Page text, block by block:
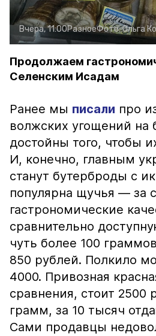
Вчера, 11:00РазноеФото:Ольга
Продолжаем
Селенским Исадам
Ранее мы писали про
волжских угощений на
достойны того, чтобы
И, конечно, главным
станут бутерброды с
популярна щучья — за
гастрономические
сравнительно
чуть более 100
850 рублей. Полкило
4000. Привозная
сравнения, стоит 2500
грамм, за 10 тысяч
Сами продавцы